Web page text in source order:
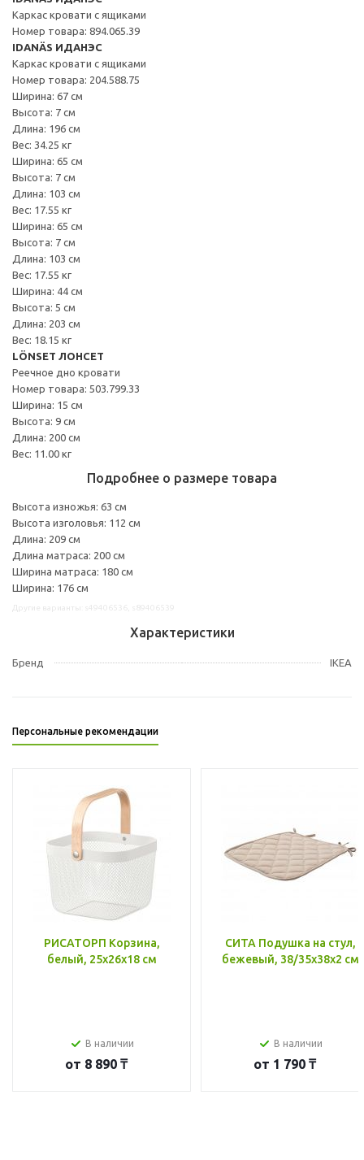
Каркас кровати с ящиками
Номер товара: 894.065.39
IDANÄS ИДАНЭС
Каркас кровати с ящиками
Номер товара: 204.588.75
Ширина: 67 см
Высота: 7 см
Длина: 196 см
Вес: 34.25 кг
Ширина: 65 см
Высота: 7 см
Длина: 103 см
Вес: 17.55 кг
Ширина: 65 см
Высота: 7 см
Длина: 103 см
Вес: 17.55 кг
Ширина: 44 см
Высота: 5 см
Длина: 203 см
Вес: 18.15 кг
LÖNSET ЛОНСЕТ
Реечное дно кровати
Номер товара: 503.799.33
Ширина: 15 см
Высота: 9 см
Длина: 200 см
Вес: 11.00 кг
Подробнее о размере товара
Высота изножья: 63 см
Высота изголовья: 112 см
Длина: 209 см
Длина матраса: 200 см
Ширина матраса: 180 см
Ширина: 176 см
Характеристики
Бренд IKEA
Персональные рекомендации
РИСАТОРП Корзина,
белый, 25x26x18 см
В наличии
от 8 890 ₸
СИТА Подушка на стул,
бежевый, 38/35x38x2 см
В наличии
от 1 790 ₸